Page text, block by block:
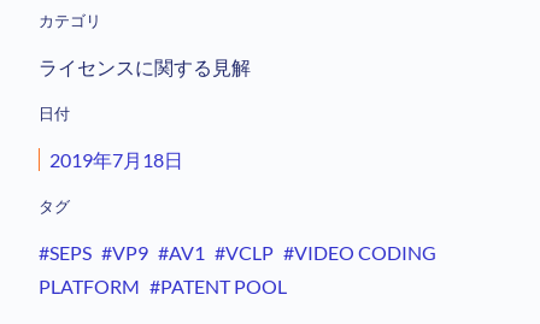
カテゴリ
ライセンスに関する見解
日付
2019年7月18日
タグ
#SEPS #VP9 #AV1 #VCLP #VIDEO CODING
PLATFORM #PATENT POOL